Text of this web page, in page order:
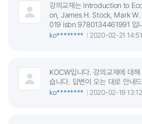
강의교재는 Introduction to
on, James H. Stock, Mark
019 isbn 9780134461991 입
ko********
2020-02-21 14:51
KOCW입니다. 강의교재에 대
습니다. 답변이 오는 대로 안내
ko********
2020-02-19 13:12